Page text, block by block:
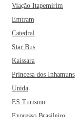
Viação Itapemirim
Emtram
Catedral
Star Bus
Kaissara
Princesa dos Inhamuns
Unida
ES Turismo